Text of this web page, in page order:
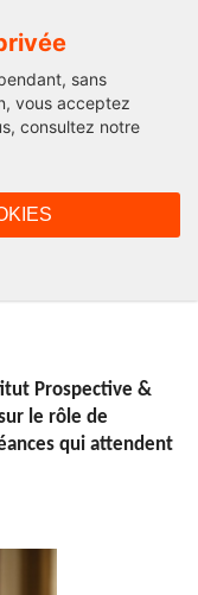
sans
vous acceptez
consultez notre
Prospective &
le rôle de
qui attendent